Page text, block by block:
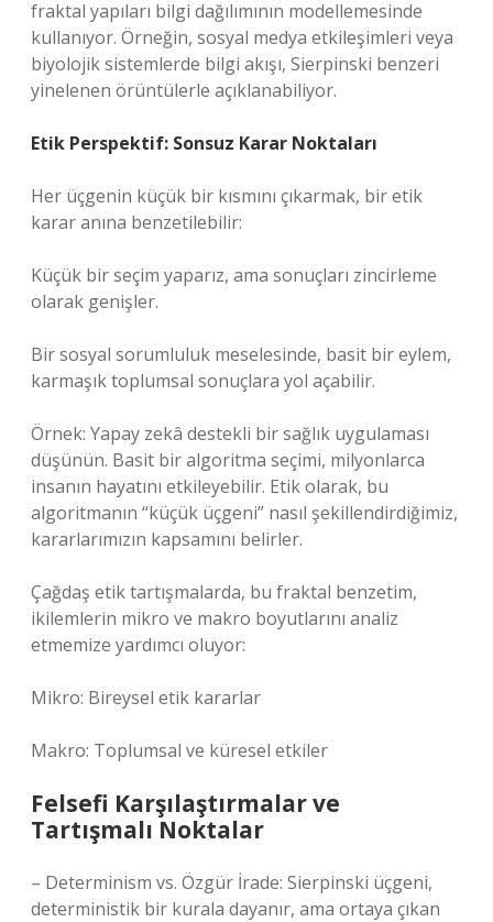
fraktal yapıları bilgi dağılımının modellemesinde
kullanıyor. Örneğin, sosyal medya etkileşimleri veya
biyolojik sistemlerde bilgi akışı, Sierpinski benzeri
yinelenen örüntülerle açıklanabiliyor.
Etik Perspektif: Sonsuz Karar Noktaları
Her üçgenin küçük bir kısmını çıkarmak, bir etik
karar anına benzetilebilir:
Küçük bir seçim yaparız, ama sonuçları zincirleme
olarak genişler.
Bir sosyal sorumluluk meselesinde, basit bir eylem,
karmaşık toplumsal sonuçlara yol açabilir.
Örnek: Yapay zekâ destekli bir sağlık uygulaması
düşünün. Basit bir algoritma seçimi, milyonlarca
insanın hayatını etkileyebilir. Etik olarak, bu
algoritmanın “küçük üçgeni” nasıl şekillendirdiğimiz,
kararlarımızın kapsamını belirler.
Çağdaş etik tartışmalarda, bu fraktal benzetim,
ikilemlerin mikro ve makro boyutlarını analiz
etmemize yardımcı oluyor:
Mikro: Bireysel etik kararlar
Makro: Toplumsal ve küresel etkiler
Felsefi Karşılaştırmalar ve
Tartışmalı Noktalar
– Determinism vs. Özgür İrade: Sierpinski üçgeni,
deterministik bir kurala dayanır, ama ortaya çıkan